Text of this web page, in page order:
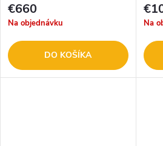
€660
Na objednávku
DO KOŠÍKA
Na